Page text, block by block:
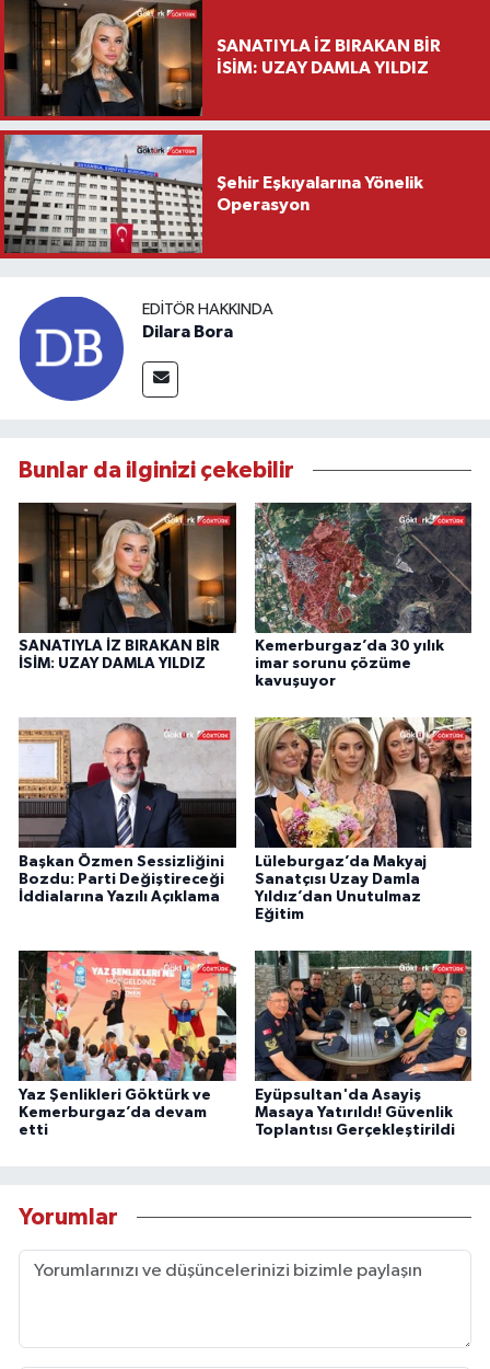
SANATIYLA İZ BIRAKAN BİR
İSİM: UZAY DAMLA YILDIZ
Şehir Eşkıyalarına Yönelik
Operasyon
EDITÖR HAKKINDA
Dilara Bora
Bunlar da ilginizi çekebilir
SANATIYLA İZ BIRAKAN BİR
İSİM: UZAY DAMLA YILDIZ
Kemerburgaz’da 30 yılık
imar sorunu çözüme
kavuşuyor
Başkan Özmen Sessizliğini
Bozdu: Parti Değiştireceği
İddialarına Yazılı Açıklama
Lüleburgaz’da Makyaj
Sanatçısı Uzay Damla
Yıldız’dan Unutulmaz
Eğitim
Yaz Şenlikleri Göktürk ve
Kemerburgaz’da devam
etti
Eyüpsultan'da Asayiş
Masaya Yatırıldı! Güvenlik
Toplantısı Gerçekleştirildi
Yorumlar